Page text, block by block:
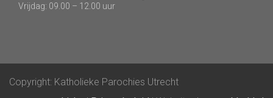
Vrijdag: 09.00 – 12.00 uur
Copyright: Katholieke Parochies Utrecht